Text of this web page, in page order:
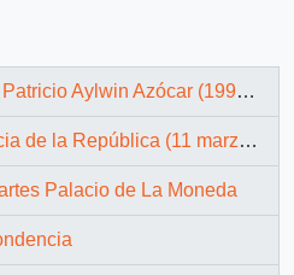
Aylwin Azócar (1990-1994)
República (11 marzo 1990 – 11 marzo 1994)
Palacio de La Moneda